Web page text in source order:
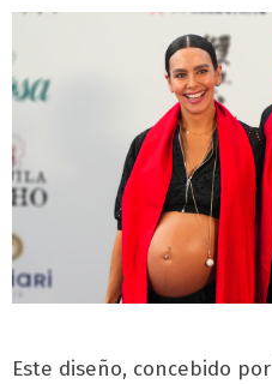
Este diseño, concebido por